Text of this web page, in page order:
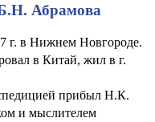
Абрамова
г. в Нижнем Новгороде.
в Китай, жил в г.
прибыл Н.К.
и мыслителем